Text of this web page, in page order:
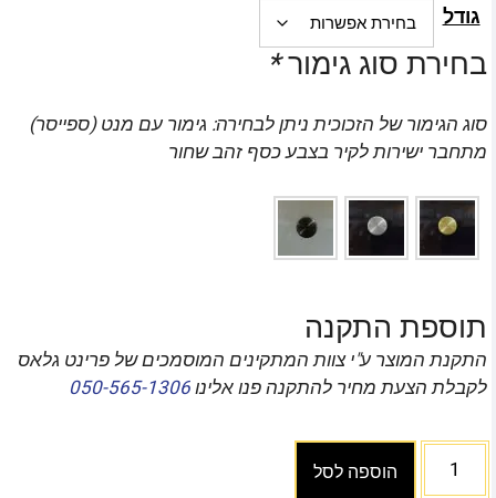
גודל
בחירת סוג גימור*
סוג הגימור של הזכוכית ניתן לבחירה: גימור עם מנט (ספייסר)
מתחבר ישירות לקיר בצבע כסף זהב שחור
תוספת התקנה
התקנת המוצר ע"י צוות המתקינים המוסמכים של פרינט גלאס
לקבלת הצעת מחיר להתקנה פנו אלינו050-565-1306
הוספה לסל